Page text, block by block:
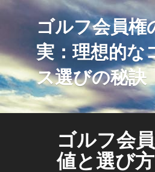
ゴルフ会員権
実：理想的な
ス選びの秘訣
ゴルフ会
値と選び